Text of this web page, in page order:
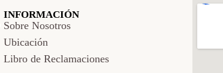
INFORMACIÓN
Sobre Nosotros
Ubicación
Libro de Reclamaciones